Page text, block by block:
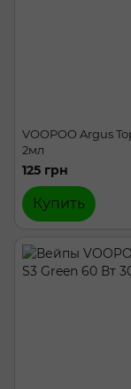
VOOPOO Argus
2мл
125 грн
Купить